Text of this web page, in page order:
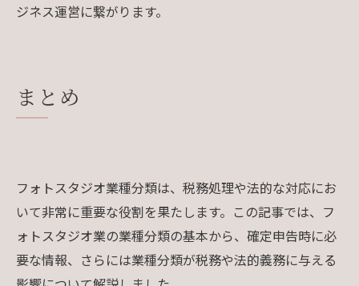
ジネス運営に繋がります。
まとめ
フォトスタジオ業種分類は、税務処理や法的な対応にお
いて非常に重要な役割を果たします。この記事では、フ
ォトスタジオ業の業種分類の基本から、確定申告時に必
要な情報、さらには業種分類が税務や法的義務に与える